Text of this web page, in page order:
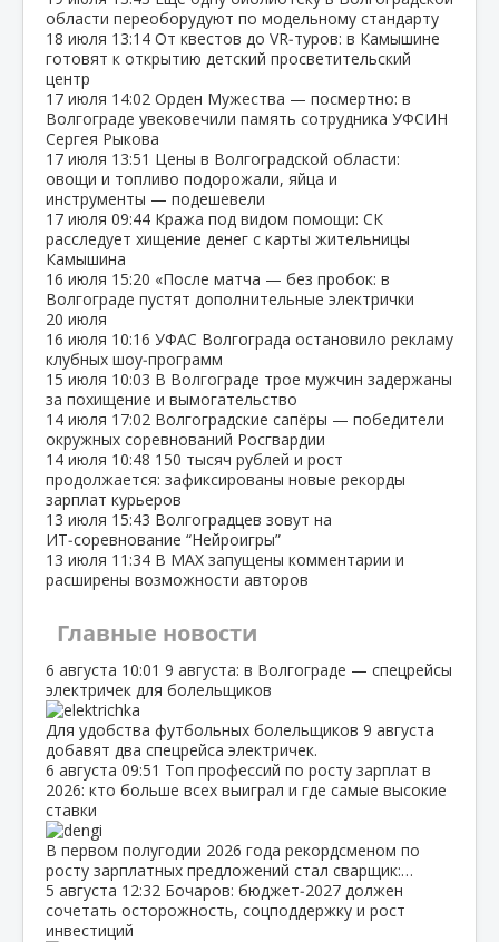
области переоборудуют по модельному стандарту
18 июля 13:14 От квестов до VR‑туров: в Камышине
готовят к открытию детский просветительский
центр
17 июля 14:02 Орден Мужества — посмертно: в
Волгограде увековечили память сотрудника УФСИН
Сергея Рыкова
17 июля 13:51 Цены в Волгоградской области:
овощи и топливо подорожали, яйца и
инструменты — подешевели
17 июля 09:44 Кража под видом помощи: СК
расследует хищение денег с карты жительницы
Камышина
16 июля 15:20 «После матча — без пробок: в
Волгограде пустят дополнительные электрички
20 июля
16 июля 10:16 УФАС Волгограда остановило рекламу
клубных шоу‑программ
15 июля 10:03 В Волгограде трое мужчин задержаны
за похищение и вымогательство
14 июля 17:02 Волгоградские сапёры — победители
окружных соревнований Росгвардии
14 июля 10:48 150 тысяч рублей и рост
продолжается: зафиксированы новые рекорды
зарплат курьеров
13 июля 15:43 Волгоградцев зовут на
ИТ‑соревнование “Нейроигры”
13 июля 11:34 В МАХ запущены комментарии и
расширены возможности авторов
Главные новости
6 августа 10:01 9 августа: в Волгограде — спецрейсы
электричек для болельщиков
Для удобства футбольных болельщиков 9 августа
добавят два спецрейса электричек.
6 августа 09:51 Топ профессий по росту зарплат в
2026: кто больше всех выиграл и где самые высокие
ставки
В первом полугодии 2026 года рекордсменом по
росту зарплатных предложений стал сварщик:…
5 августа 12:32 Бочаров: бюджет‑2027 должен
сочетать осторожность, соцподдержку и рост
инвестиций